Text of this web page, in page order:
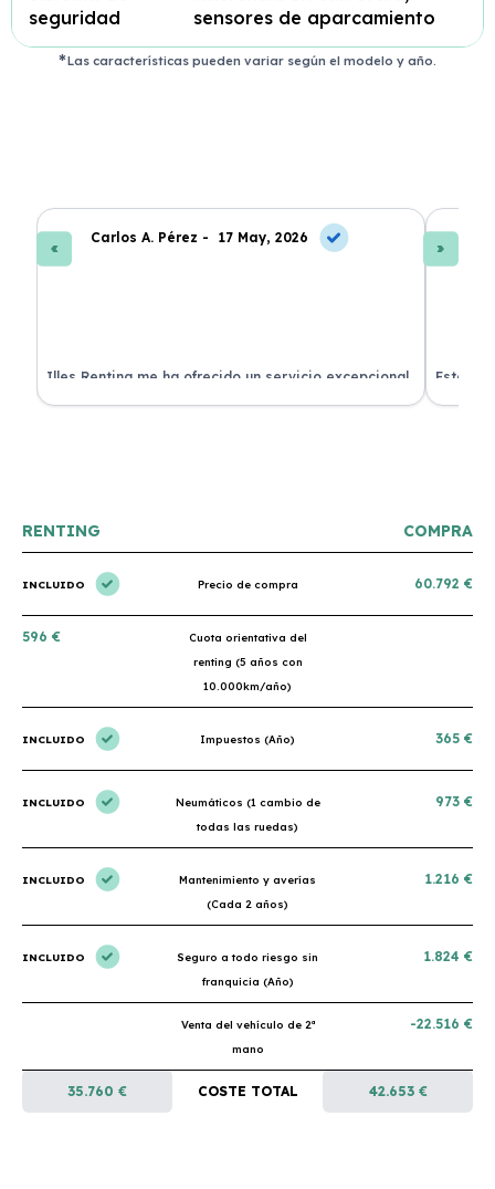
seguridad
sensores de aparcamiento
Las características pueden variar según el modelo y año.
Carlos A. Pérez - 17 May, 2026
Illes Renting me ha ofrecido un servicio excepcional.
Su atención al cliente es muy buena y el coche llegó
Estoy
nuevo y
RENTING COMPRA
INCLUIDO Precio de compra 60.792 €
596 €
Cuota orientativa del
renting (5 años con
10.000km/año)
INCLUIDO Impuestos (Año) 365 €
INCLUIDO
Neumáticos (1 cambio de
todas las ruedas)
973 €
INCLUIDO
Mantenimiento y averías
(Cada 2 años)
1.216 €
INCLUIDO
Seguro a todo riesgo sin
franquicia (Año)
1.824 €
Venta del vehículo de 2ª
mano
-22.516 €
35.760 € COSTE TOTAL 42.653 €